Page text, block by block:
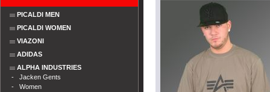
PICALDI MEN
PICALDI WOMEN
VIAZONI
ADIDAS
ALPHA INDUSTRIES
- Jacken Gents
- Women